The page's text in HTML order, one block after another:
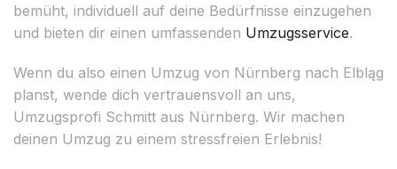
bemüht, individuell auf deine Bedürfnisse einzugehen
und bieten dir einen umfassenden Umzugsservice.
Wenn du also einen Umzug von Nürnberg nach Elbląg
planst, wende dich vertrauensvoll an uns,
Umzugsprofi Schmitt aus Nürnberg. Wir machen
deinen Umzug zu einem stressfreien Erlebnis!